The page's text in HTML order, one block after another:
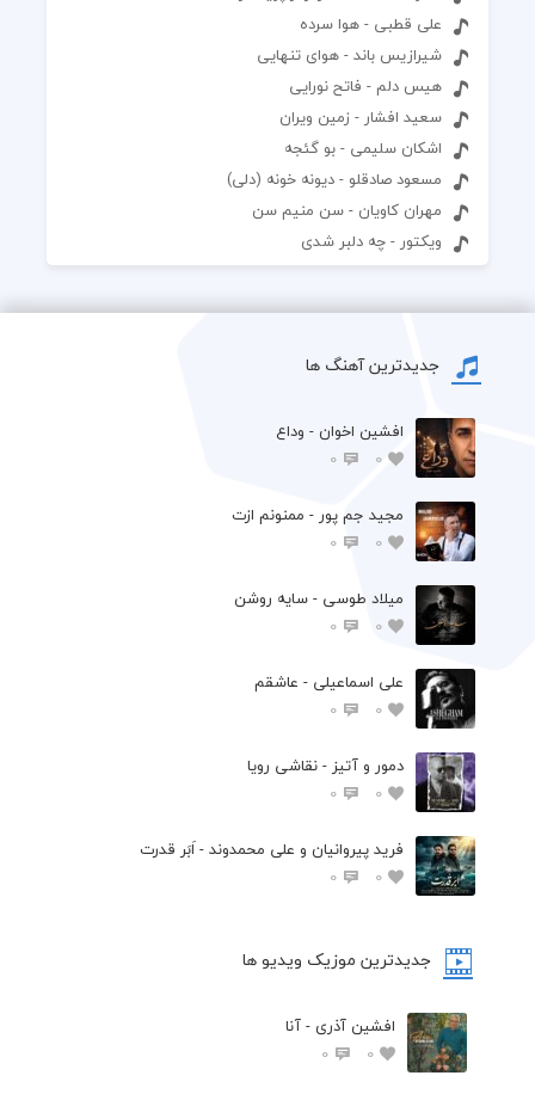
علی قطبی - هوا سرده
شیرازیس باند - هوای تنهایی
هیس دلم - فاتح نورایی
سعید افشار - زمین ویران
اشکان سلیمی - بو گئجه
مسعود صادقلو - دیونه خونه (دلی)
مهران کاویان - سن منیم سن
ویکتور - چه دلبر شدی
جدیدترین آهنگ ها
افشين اخوان - وداع
0
0
مجید جم پور - ممنونم ازت
0
0
میلاد طوسی - سایه روشن
0
0
علی اسماعیلی - عاشقم
0
0
دمور و آتیز - نقاشی رویا
0
0
فرید پیروانیان و علی محمدوند - اَبَر قدرت
0
0
جدیدترین موزیک ویدیو ها
افشین آذری - آنا
0
0